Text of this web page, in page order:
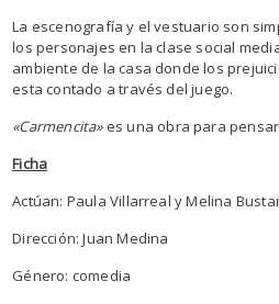
La escenografía y el vestuario son
los personajes en la clase social
ambiente de la casa donde los
esta contado a través del juego.
«Carmencita» es una obra para
Ficha
Actúan: Paula Villarreal y Melina
Dirección: Juan Medina
Género: comedia